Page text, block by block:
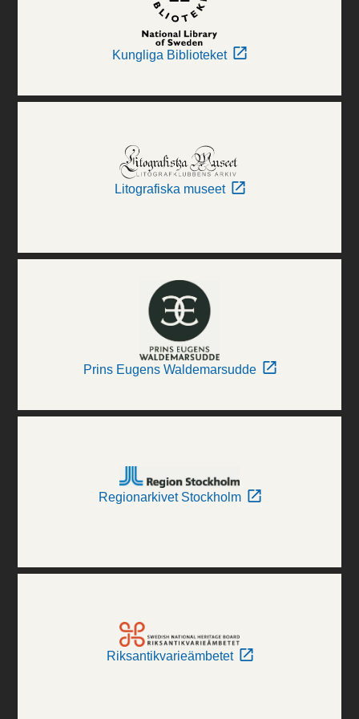
Kungliga Biblioteket
Litografiska museet
Prins Eugens Waldemarsudde
Regionarkivet Stockholm
Riksantikvarieämbetet